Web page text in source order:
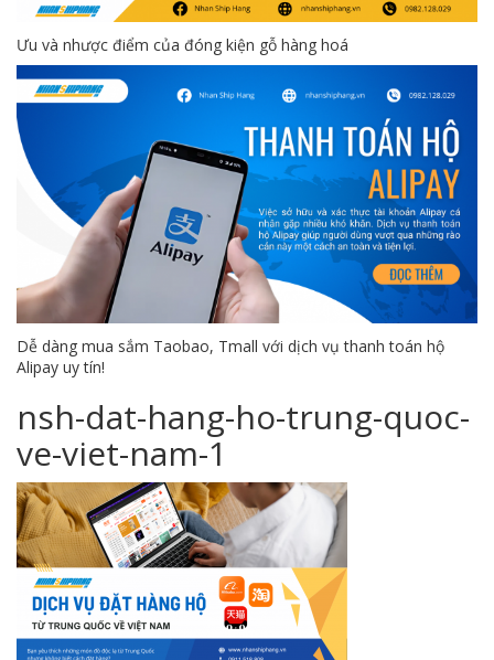
Ưu và nhược điểm của đóng kiện gỗ hàng hoá
Dễ dàng mua sắm Taobao, Tmall với dịch vụ thanh toán hộ
Alipay uy tín!
nsh-dat-hang-ho-trung-quoc-
ve-viet-nam-1